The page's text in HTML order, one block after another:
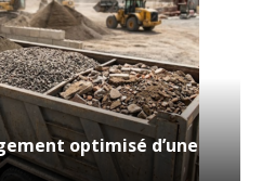
optimisé d’une